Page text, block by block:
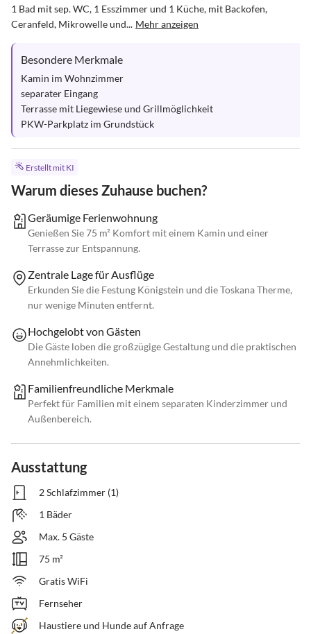
1 Bad mit sep. WC, 1 Esszimmer und 1 Küche, mit Backofen,
Ceranfeld, Mikrowelle und... Mehr anzeigen
Besondere Merkmale
Kamin im Wohnzimmer
separater Eingang
Terrasse mit Liegewiese und Grillmöglichkeit
PKW-Parkplatz im Grundstück
Erstellt mit KI
Warum dieses Zuhause buchen?
Geräumige Ferienwohnung
Genießen Sie 75 m² Komfort mit einem Kamin und einer
Terrasse zur Entspannung.
Zentrale Lage für Ausflüge
Erkunden Sie die Festung Königstein und die Toskana Therme,
nur wenige Minuten entfernt.
Hochgelobt von Gästen
Die Gäste loben die großzügige Gestaltung und die praktischen
Annehmlichkeiten.
Familienfreundliche Merkmale
Perfekt für Familien mit einem separaten Kinderzimmer und
Außenbereich.
Ausstattung
2 Schlafzimmer (1)
1 Bäder
Max. 5 Gäste
75 m²
Gratis WiFi
Fernseher
Haustiere und Hunde auf Anfrage